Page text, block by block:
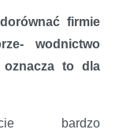
dyrektorem
firmie
wodnictwo
oznacza to dla
bardzo